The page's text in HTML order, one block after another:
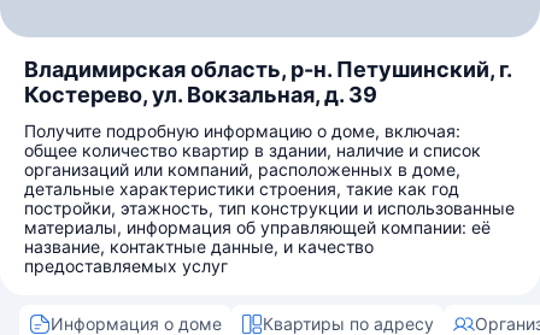
Владимирская область, р-н. Петушинский, г.
Костерево, ул. Вокзальная, д. 39
Получите подробную информацию о доме, включая:
общее количество квартир в здании, наличие и список
организаций или компаний, расположенных в доме,
детальные характеристики строения, такие как год
постройки, этажность, тип конструкции и использованные
материалы, информация об управляющей компании: её
название, контактные данные, и качество
предоставляемых услуг
Информация о доме Квартиры по адресу